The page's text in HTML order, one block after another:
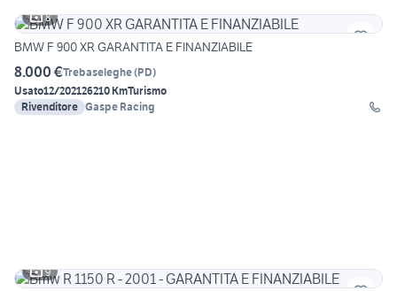
8
BMW F 900 XR GARANTITA E FINANZIABILE
8.000 €Trebaseleghe(PD)
Usato12/202126210 KmTurismo
Rivenditore Gaspe Racing
9